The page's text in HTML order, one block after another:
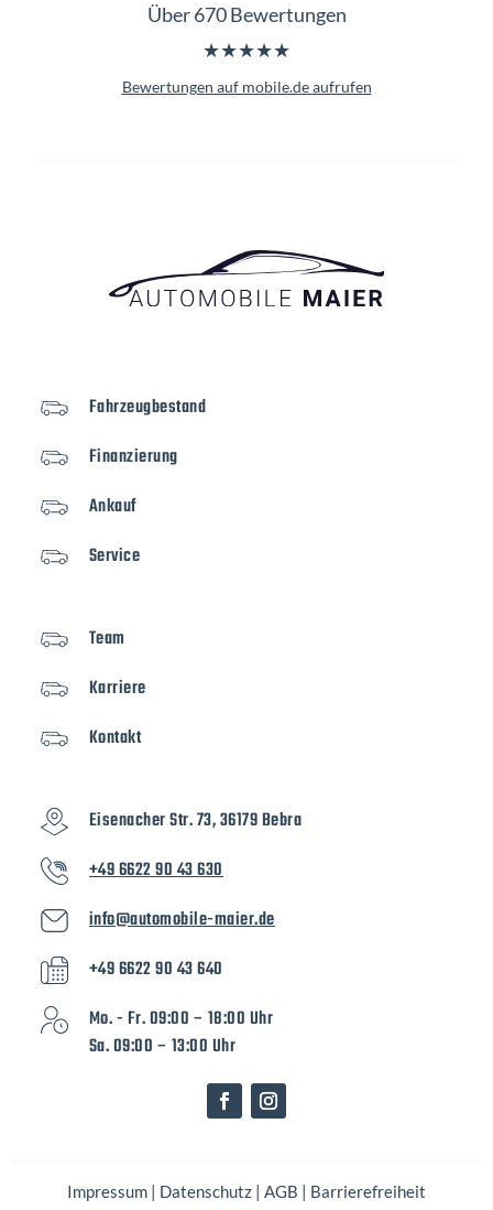
Über 670 Bewertungen
★★★★★
Bewertungen auf mobile.de aufrufen
Fahrzeugbestand
Finanzierung
Ankauf
Service
Team
Karriere
Kontakt
Eisenacher Str. 73, 36179 Bebra
+49 6622 90 43 630
info@automobile-maier.de
+49 6622 90 43 640
Mo. - Fr. 09:00 – 18:00 Uhr
Sa. 09:00 – 13:00 Uhr
Impressum | Datenschutz | AGB | Barrierefreiheit